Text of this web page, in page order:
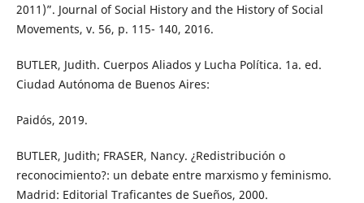
2011)”. Journal of Social History and the History of Social
Movements, v. 56, p. 115- 140, 2016.
BUTLER, Judith. Cuerpos Aliados y Lucha Política. 1a. ed.
Ciudad Autónoma de Buenos Aires:
Paidós, 2019.
BUTLER, Judith; FRASER, Nancy. ¿Redistribución o
reconocimiento?: un debate entre marxismo y feminismo.
Madrid: Editorial Traficantes de Sueños, 2000.